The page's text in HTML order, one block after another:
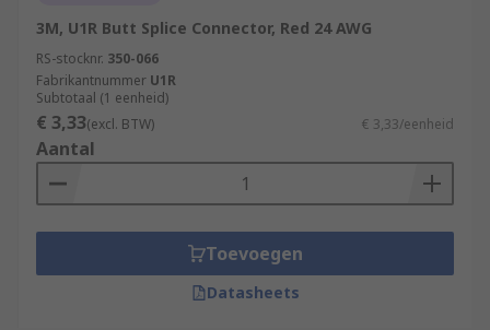
3M, U1R Butt Splice Connector, Red 24 AWG
RS-stocknr. 350-066
Fabrikantnummer U1R
Subtotaal (1 eenheid)
€ 3,33(excl. BTW) € 3,33/eenheid
Aantal
Toevoegen
Datasheets